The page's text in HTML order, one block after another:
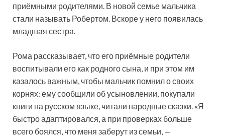
приёмными родителями. В новой семье мальчика
стали называть Робертом. Вскоре у него появилась
младшая сестра.
Рома рассказывает, что его приёмные родители
воспитывали его как родного сына, и при этом им
казалось важным, чтобы мальчик помнил о своих
корнях: ему сообщили об усыновлении, покупали
книги на русском языке, читали народные сказки. «Я
быстро адаптировался, а при проверках больше
всего боялся, что меня заберут из семьи, —